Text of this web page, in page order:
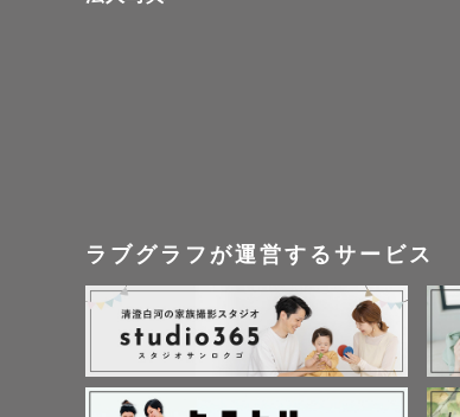
ラブグラフが運営するサービス